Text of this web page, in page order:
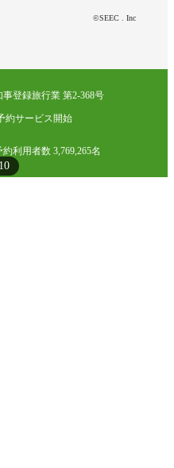
10
©SEEC . Inc
登録旅行業 第2-368号
約サービス開始
約利用者数 3,769,265名